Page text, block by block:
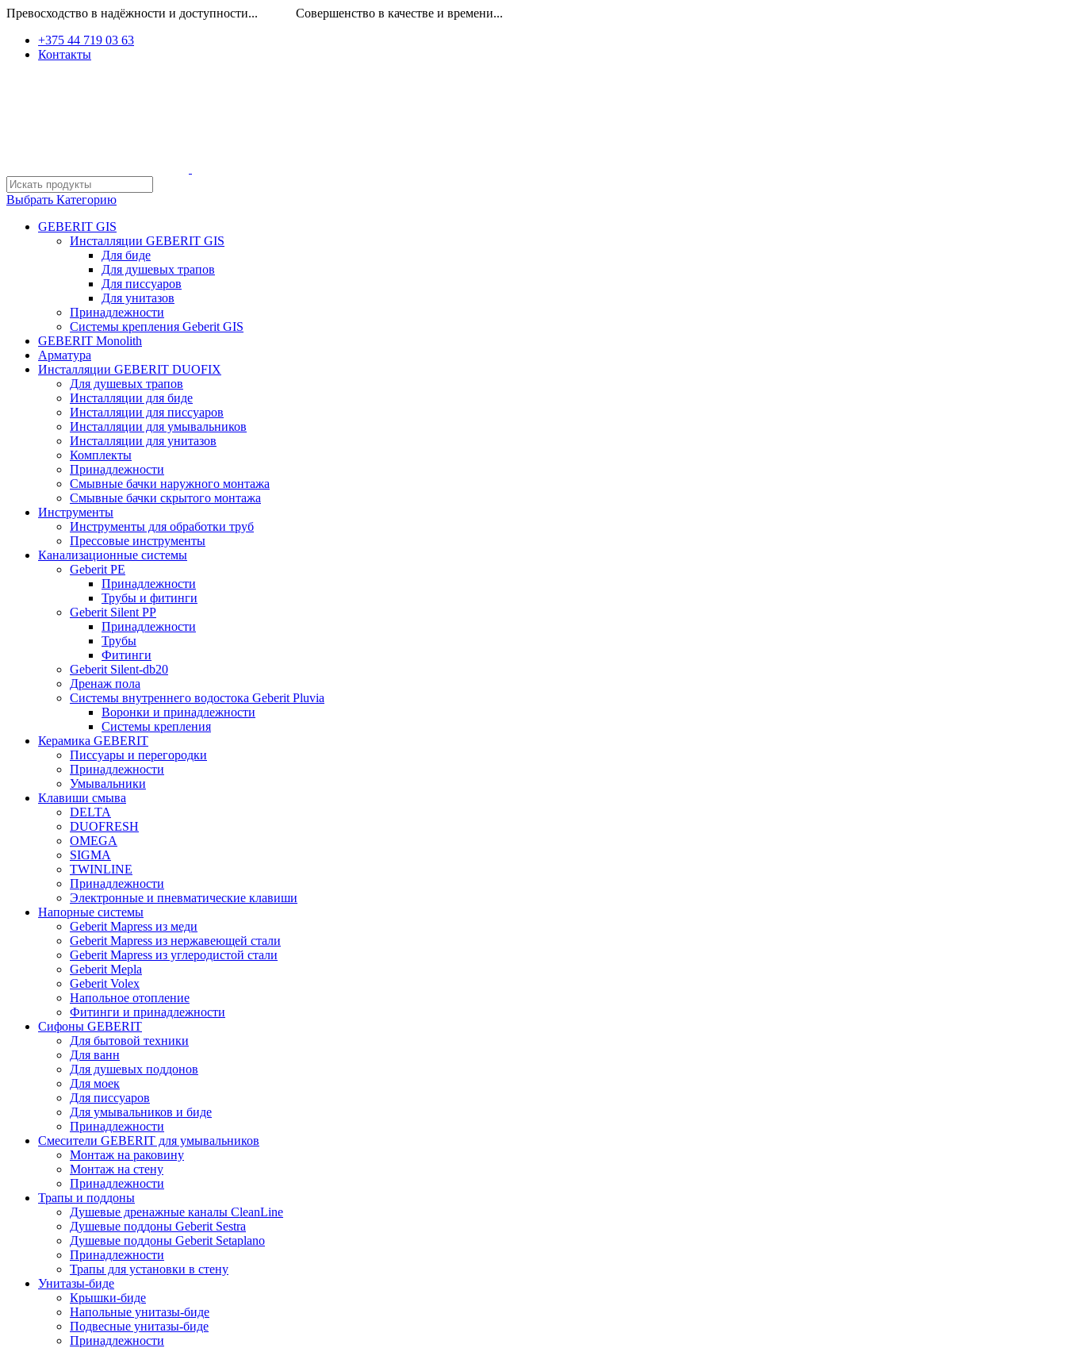
Превосходство в надёжности и доступности... Совершенство в качестве и времени...
+375 44 719 03 63
Контакты
Выбрать Категорию
GEBERIT GIS
Инсталляции GEBERIT GIS
Для биде
Для душевых трапов
Для писсуаров
Для унитазов
Принадлежности
Системы крепления Geberit GIS
GEBERIT Monolith
Арматура
Инсталляции GEBERIT DUOFIX
Для душевых трапов
Инсталляции для биде
Инсталляции для писсуаров
Инсталляции для умывальников
Инсталляции для унитазов
Комплекты
Принадлежности
Смывные бачки наружного монтажа
Смывные бачки скрытого монтажа
Инструменты
Инструменты для обработки труб
Прессовые инструменты
Канализационные системы
Geberit PE
Принадлежности
Трубы и фитинги
Geberit Silent PP
Принадлежности
Трубы
Фитинги
Geberit Silent-db20
Дренаж пола
Системы внутреннего водостока Geberit Pluvia
Воронки и принадлежности
Системы крепления
Керамика GEBERIT
Писсуары и перегородки
Принадлежности
Умывальники
Клавиши смыва
DELTA
DUOFRESH
OMEGA
SIGMA
TWINLINE
Принадлежности
Электронные и пневматические клавиши
Напорные системы
Geberit Mapress из меди
Geberit Mapress из нержавеющей стали
Geberit Mapress из углеродистой стали
Geberit Mepla
Geberit Volex
Напольное отопление
Фитинги и принадлежности
Сифоны GEBERIT
Для бытовой техники
Для ванн
Для душевых поддонов
Для моек
Для писсуаров
Для умывальников и биде
Принадлежности
Смесители GEBERIT для умывальников
Монтаж на раковину
Монтаж на стену
Принадлежности
Трапы и поддоны
Душевые дренажные каналы CleanLine
Душевые поддоны Geberit Sestra
Душевые поддоны Geberit Setaplano
Принадлежности
Трапы для установки в стену
Унитазы-биде
Крышки-биде
Напольные унитазы-биде
Подвесные унитазы-биде
Принадлежности